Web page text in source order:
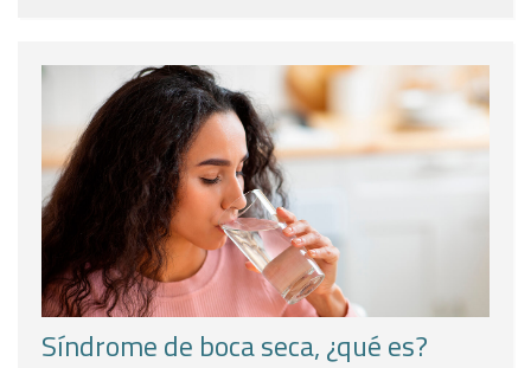
Síndrome de boca seca, ¿qué es?